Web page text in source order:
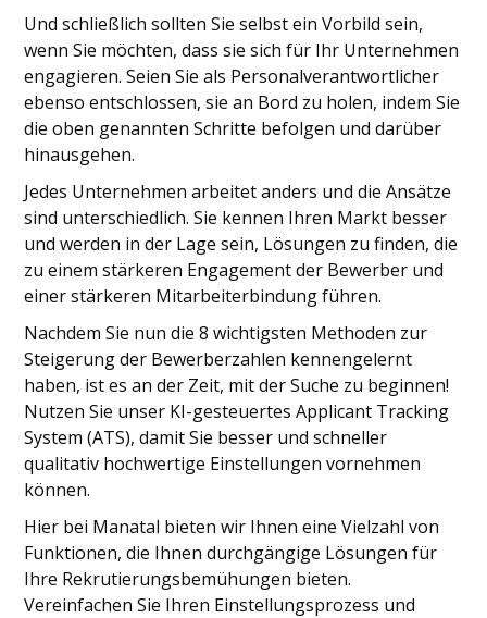
Und schließlich sollten Sie selbst ein Vorbild sein,
wenn Sie möchten, dass sie sich für Ihr Unternehmen
engagieren. Seien Sie als Personalverantwortlicher
ebenso entschlossen, sie an Bord zu holen, indem Sie
die oben genannten Schritte befolgen und darüber
hinausgehen.
Jedes Unternehmen arbeitet anders und die Ansätze
sind unterschiedlich. Sie kennen Ihren Markt besser
und werden in der Lage sein, Lösungen zu finden, die
zu einem stärkeren Engagement der Bewerber und
einer stärkeren Mitarbeiterbindung führen.
Nachdem Sie nun die 8 wichtigsten Methoden zur
Steigerung der Bewerberzahlen kennengelernt
haben, ist es an der Zeit, mit der Suche zu beginnen!
Nutzen Sie unser KI-gesteuertes Applicant Tracking
System (ATS), damit Sie besser und schneller
qualitativ hochwertige Einstellungen vornehmen
können.
Hier bei Manatal bieten wir Ihnen eine Vielzahl von
Funktionen, die Ihnen durchgängige Lösungen für
Ihre Rekrutierungsbemühungen bieten.
Vereinfachen Sie Ihren Einstellungsprozess und